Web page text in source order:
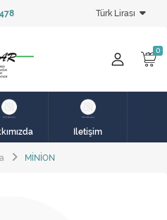
Türk Lirası
Kategoriler
İletişim
MİNİON